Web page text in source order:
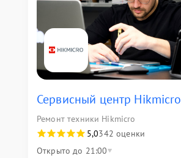
Сервисный центр Hikmicro
Ремонт техники Hikmicro
5,0342 оценки
Открыто до 21:00